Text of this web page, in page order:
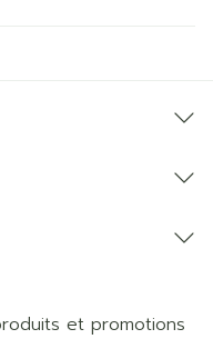
et promotions